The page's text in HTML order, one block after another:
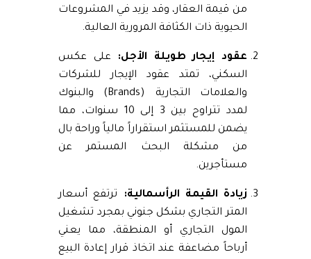
من قيمة العقار، وقد يزيد في المشروعات
الحيوية ذات الكثافة المرورية العالية.
عقود إيجار طويلة الأجل:على عكس
السكني، تمتد عقود الإيجار للشركات
والعلامات التجارية (Brands) والبنوك
لمدد تتراوح بين 3 إلى 10 سنوات، مما
يضمن للمستثمر استقراراً مالياً وراحة بال
من مشكلة البحث المستمر عن
مستأجرين.
زيادة القيمة الرأسمالية:ترتفع أسعار
المتر التجاري بشكل جنوني بمجرد تشغيل
المول التجاري أو المنطقة، مما يعني
أرباحاً مضاعفة عند اتخاذ قرار إعادة البيع